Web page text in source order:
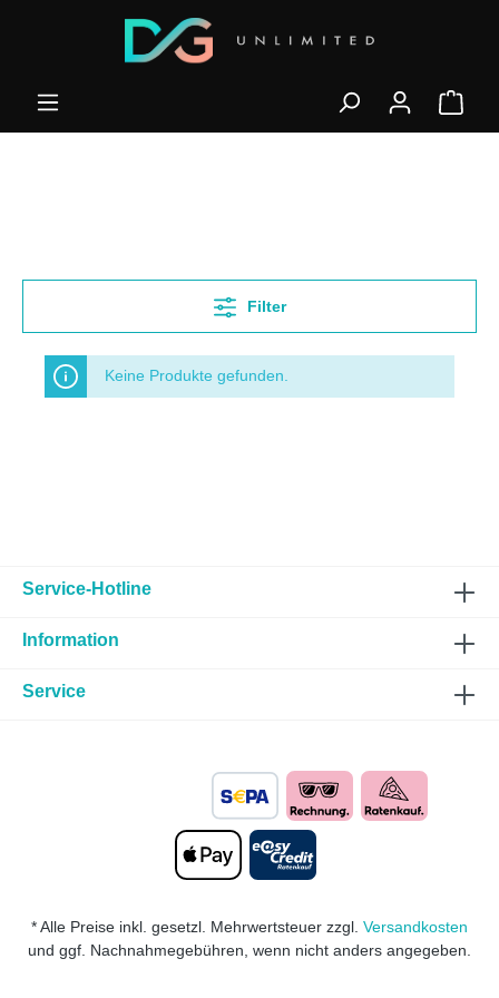
Filter
Keine Produkte gefunden.
Service-Hotline
Information
Service
* Alle Preise inkl. gesetzl. Mehrwertsteuer zzgl. Versandkosten
und ggf. Nachnahmegebühren, wenn nicht anders angegeben.